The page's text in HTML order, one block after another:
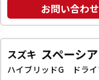
お問い合わせ
スズキ スペーシア